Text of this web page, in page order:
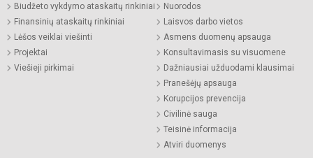
Biudžeto vykdymo ataskaitų rinkiniai
Finansinių ataskaitų rinkiniai
Lėšos veiklai viešinti
Projektai
Viešieji pirkimai
Nuorodos
Laisvos darbo vietos
Asmens duomenų apsauga
Konsultavimasis su visuomene
Dažniausiai užduodami klausimai
Pranešėjų apsauga
Korupcijos prevencija
Civilinė sauga
Teisinė informacija
Atviri duomenys